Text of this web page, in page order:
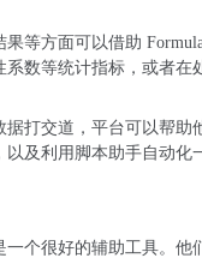
等方面可以借助
数等统计指标，或者
打交道，平台可以帮
及利用脚本助手自动
个很好的辅助工具。